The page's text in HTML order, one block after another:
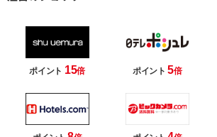
ポイント 15倍 ポイント5倍